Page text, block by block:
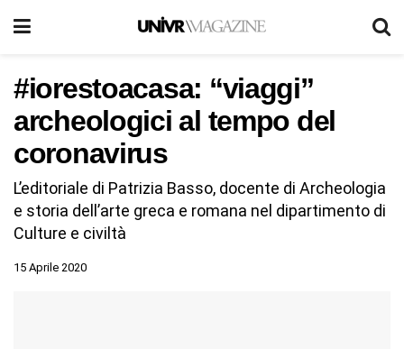
#iorestoacasa: “viaggi”
archeologici al tempo del
coronavirus
L’editoriale di Patrizia Basso, docente di Archeologia
e storia dell’arte greca e romana nel dipartimento di
Culture e civiltà
15 Aprile 2020